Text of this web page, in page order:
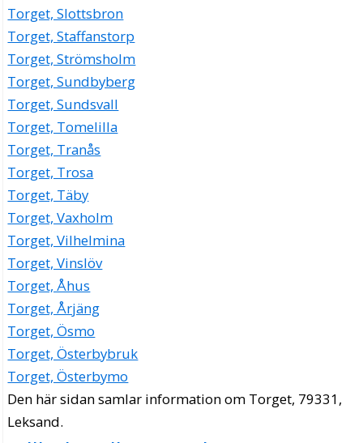
Torget, Slottsbron
Torget, Staffanstorp
Torget, Strömsholm
Torget, Sundbyberg
Torget, Sundsvall
Torget, Tomelilla
Torget, Tranås
Torget, Trosa
Torget, Täby
Torget, Vaxholm
Torget, Vilhelmina
Torget, Vinslöv
Torget, Åhus
Torget, Årjäng
Torget, Ösmo
Torget, Österbybruk
Torget, Österbymo
Den här sidan samlar information om Torget, 79331,
Leksand.